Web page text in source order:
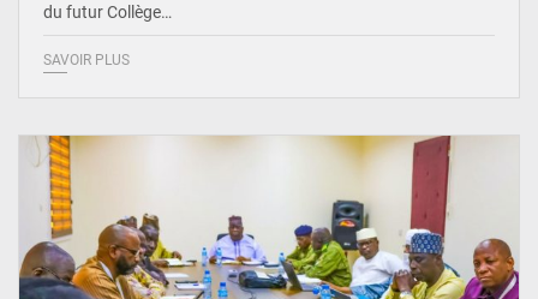
du futur Collège…
SAVOIR PLUS